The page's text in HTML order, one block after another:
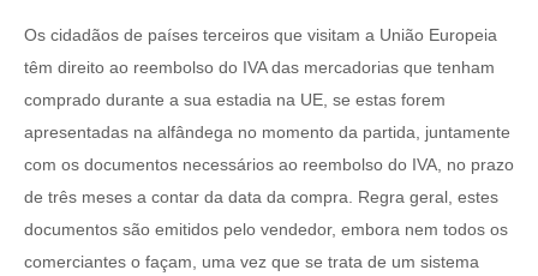
Os cidadãos de países terceiros que visitam a União Europeia
têm direito ao reembolso do IVA das mercadorias que tenham
comprado durante a sua estadia na UE, se estas forem
apresentadas na alfândega no momento da partida, juntamente
com os documentos necessários ao reembolso do IVA, no prazo
de três meses a contar da data da compra. Regra geral, estes
documentos são emitidos pelo vendedor, embora nem todos os
comerciantes o façam, uma vez que se trata de um sistema